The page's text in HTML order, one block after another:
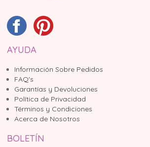
AYUDA
Información Sobre Pedidos
FAQ's
Garantías y Devoluciones
Política de Privacidad
Términos y Condiciones
Acerca de Nosotros
BOLETÍN